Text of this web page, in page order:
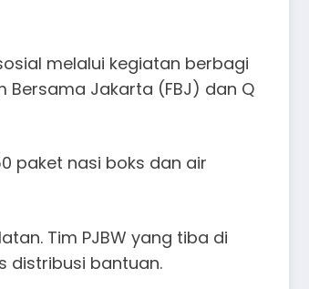
melalui kegiatan berbagi
Jakarta (FBJ) dan Q
paket nasi boks dan air
Tim PJBW yang tiba di
distribusi bantuan.